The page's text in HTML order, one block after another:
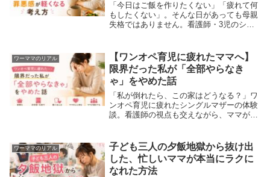
「今日はご飯を作りたくない」「疲れて何
もしたくない」。そんな日があっても母親
失格ではありません。看護師・3児のシン
なる考え方をお伝えします。どうぞ参考に
してみてください。
ワーママのリアル
【ワンオペ育児に疲れたママへ】
限界だった私が「全部やらなき
ゃ」をやめた話
「私が倒れたら、この家はどうなる？」ワ
ンオペ育児に疲れたシングルマザーの体験
談。看護師の視点も交えながら、ママが倒
込まないこと」。ぜひ参考にしてくださ
い。
ワーママのリアル
子ども三人の夕飯地獄から抜け出
した、忙しいママが本当にラクに
なれた方法